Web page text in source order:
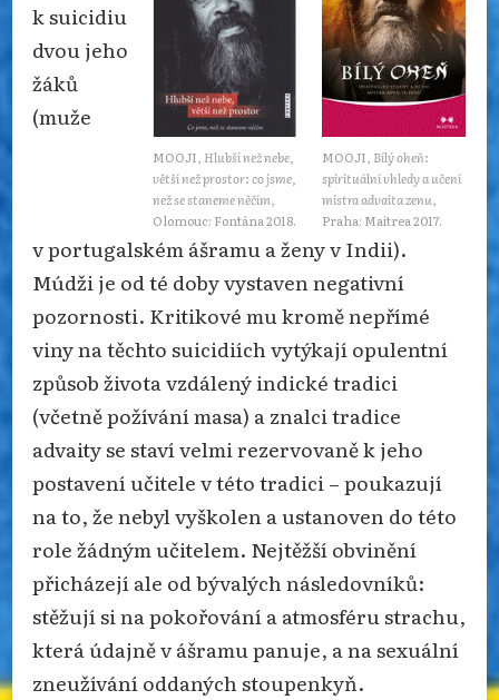
MOOJI, Bílý oheň:
spirituální vhledy a učení
mistra advaita zenu
Praha: Maitrea 2017.
MOOJI, Hlubší než nebe,
větší než prostor: co jsme,
než se staneme něčím
Olomouc: Fontána 2018.
k suicidiu
dvou jeho
žáků
(muže
v portugalském ášramu a ženy v Indii).
Múdži je od té doby vystaven negativní
pozornosti. Kritikové mu kromě nepřímé
viny na těchto suicidiích vytýkají opulentní
způsob života vzdálený indické tradici
(včetně požívání masa) a znalci tradice
advaity se staví velmi rezervovaně k jeho
postavení učitele v této tradici – poukazují
na to, že nebyl vyškolen a ustanoven do této
role žádným učitelem. Nejtěžší obvinění
přicházejí ale od bývalých následovníků:
stěžují si na pokořování a atmosféru strachu,
která údajně v ášramu panuje, a na sexuální
zneužívání oddaných stoupenkyň.